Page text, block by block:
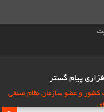
پیام گستر
کشور و عضو سازمان نظام صنفی